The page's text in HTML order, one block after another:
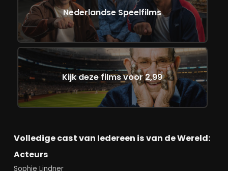
Nederlandse Speelfilms
Kijk deze films voor 2,99
Volledige cast van Iedereen is van de Wereld:
Acteurs
Sophie Lindner